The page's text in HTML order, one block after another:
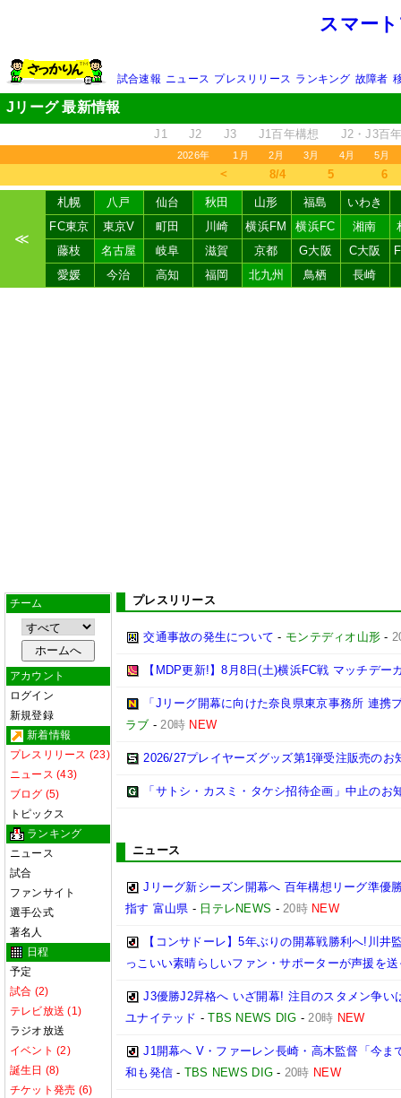
スマー
試合速報 ニュース プレスリリース ランキング 故障者
Jリーグ 最新情報
J1 J2 J3 J1百年構想 J2・J3百
2026年 1月 2月 3月 4月 5月
＜ 8/4 5 6
≪
札幌 八戸 仙台 秋田 山形 福島
いわき
FC東京
東京V 町田 川崎 横浜FM 横浜FC 湘南
藤枝
名古屋 岐阜 滋賀 京都 G大阪 C大阪
愛媛
今治 高知 福岡 北九州 鳥栖 長崎
チーム
アカウント
ログイン
新規登録
新着情報
プレスリリース (23)
ニュース (43)
ブログ (5)
トピックス
ランキング
ニュース
試合
ファンサイト
選手公式
著名人
日程
予定
試合 (2)
テレビ放送 (1)
ラジオ放送
イベント (2)
誕生日 (8)
チケット発売 (6)
プレスリリース
交通事故の発生について - モンテディオ山形 -
【MDP更新!】8月8日(土)横浜FC戦 マッチデー
「Jリーグ開幕に向けた奈良県東京事務所 連携
ラブ -20時 NEW
2026/27プレイヤーズグッズ第1弾受注販売のお
「サトシ・カスミ・タケシ招待企画」中止のお
ニュース
Jリーグ新シーズン開幕へ 百年構想リーグ準優
指す 富山県 - 日テレNEWS -20時 NEW
【コンサドーレ】5年ぶりの開幕戦勝利へ!川
っこいい素晴らしいファン・サポーターが声援を
J3優勝J2昇格へ いざ開幕! 注目のスタメン争
ユナイテッド -TBS NEWS DIG -20時 NEW
J1開幕へ V・ファーレン長崎・高木監督「今
和も発信 - TBS NEWS DIG - 20時 NEW